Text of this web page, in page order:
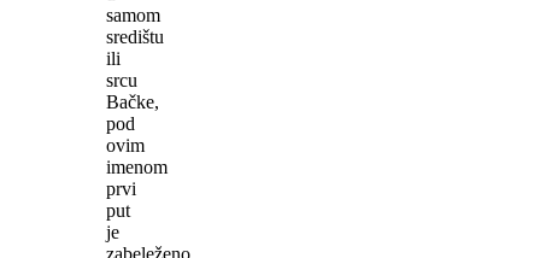
samom
središtu
ili
srcu
Bačke,
pod
ovim
imenom
prvi
put
je
zabeleženo